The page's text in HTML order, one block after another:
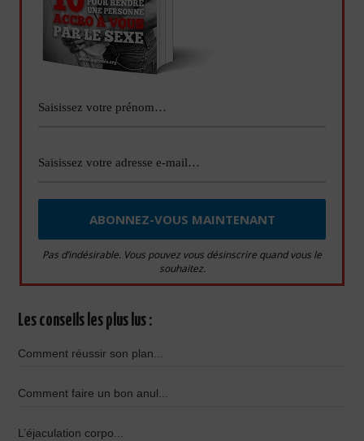
Pas d’indésirable. Vous pouvez vous désinscrire quand vous le
souhaitez.
Les conseils les plus lus :
Comment réussir son plan...
Comment faire un bon anul...
L’éjaculation corpo...